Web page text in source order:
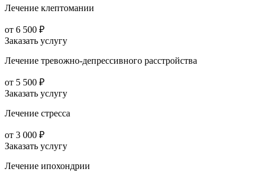
Лечение клептомании
от 6 500 ₽
Заказать услугу
Лечение тревожно-депрессивного расстройства
от 5 500 ₽
Заказать услугу
Лечение стресса
от 3 000 ₽
Заказать услугу
Лечение ипохондрии